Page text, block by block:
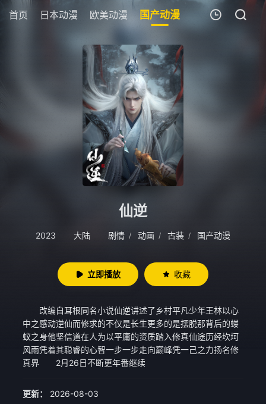
首页 日本动漫 欧美动漫 国产动漫 剧场版 追剧周
我的观影记录
暂无观看影片的记录
仙逆
2023 大陆 剧情 / 动画 / 古装 / 国产动漫
立即播放 收藏
改编自耳根同名小说仙逆讲述了乡村平凡少年王林以心
中之感动逆仙而修求的不仅是长生更多的是摆脱那背后的蝼
蚁之身他坚信道在人为以平庸的资质踏入修真仙途历经坎坷
风雨凭着其聪睿的心智一步一步走向巅峰凭一己之力扬名修
真界 2月26日不断更年番继续
更新：
2026-08-03